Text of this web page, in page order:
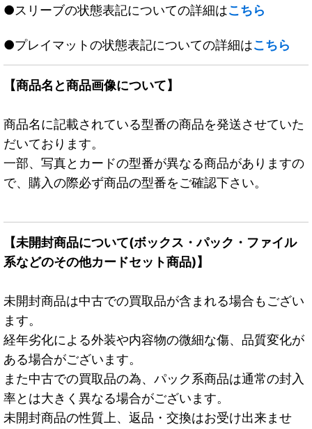
●スリーブの状態表記についての詳細はこちら
●プレイマットの状態表記についての詳細はこちら
【商品名と商品画像について】
商品名に記載されている型番の商品を発送させていた
だいております。
一部、写真とカードの型番が異なる商品がありますの
で、購入の際必ず商品の型番をご確認下さい。
【未開封商品について(ボックス・パック・ファイル
系などのその他カードセット商品)】
未開封商品は中古での買取品が含まれる場合もござい
ます。
経年劣化による外装や内容物の微細な傷、品質変化が
ある場合がございます。
また中古での買取品の為、パック系商品は通常の封入
率とは大きく異なる場合がございます。
未開封商品の性質上、返品・交換はお受け出来ませ